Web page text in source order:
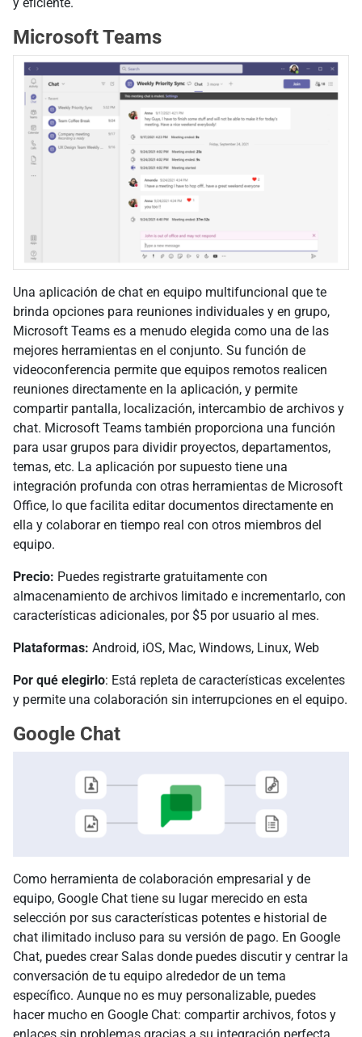
Microsoft Teams
Una aplicación de chat en equipo multifuncional que te
brinda opciones para reuniones individuales y en grupo,
Microsoft Teams es a menudo elegida como una de las
mejores herramientas en el conjunto. Su función de
videoconferencia permite que equipos remotos realicen
reuniones directamente en la aplicación, y permite
compartir pantalla, localización, intercambio de archivos y
chat. Microsoft Teams también proporciona una función
para usar grupos para dividir proyectos, departamentos,
temas, etc. La aplicación por supuesto tiene una
integración profunda con otras herramientas de Microsoft
Office, lo que facilita editar documentos directamente en
ella y colaborar en tiempo real con otros miembros del
equipo.
Precio: Puedes registrarte gratuitamente con
almacenamiento de archivos limitado e incrementarlo, con
características adicionales, por $5 por usuario al mes.
Plataformas: Android, iOS, Mac, Windows, Linux, Web
Por qué elegirlo: Está repleta de características excelentes
y permite una colaboración sin interrupciones en el equipo.
Google Chat
Como herramienta de colaboración empresarial y de
equipo, Google Chat tiene su lugar merecido en esta
selección por sus características potentes e historial de
chat ilimitado incluso para su versión de pago. En Google
Chat, puedes crear Salas donde puedes discutir y centrar la
conversación de tu equipo alrededor de un tema
específico. Aunque no es muy personalizable, puedes
hacer mucho en Google Chat: compartir archivos, fotos y